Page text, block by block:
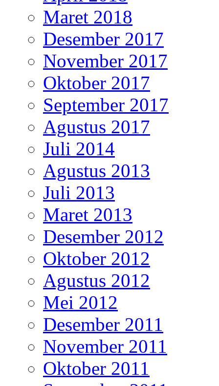
Maret 2018
Desember 2017
November 2017
Oktober 2017
September 2017
Agustus 2017
Juli 2014
Agustus 2013
Juli 2013
Maret 2013
Desember 2012
Oktober 2012
Agustus 2012
Mei 2012
Desember 2011
November 2011
Oktober 2011